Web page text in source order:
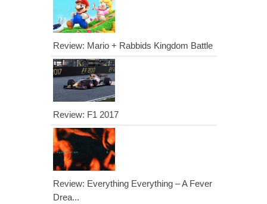
Review: Mario + Rabbids Kingdom Battle
Review: F1 2017
Review: Everything Everything – A Fever
Drea...